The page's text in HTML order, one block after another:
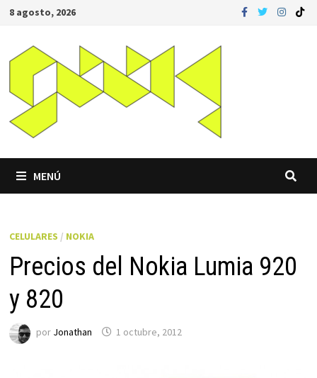
Saltar
contenido
8 agosto, 2026
MENÚ
CELULARES / NOKIA
Precios del Nokia Lumia 920
y 820
por Jonathan 1 octubre, 2012